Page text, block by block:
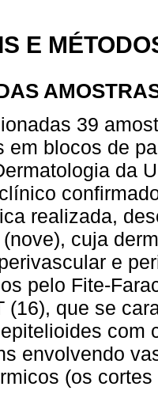
E
39
em blocos de
da
realizada,
cuja
e
pelo Fite-
(16), que se
com
envolvendo
(os